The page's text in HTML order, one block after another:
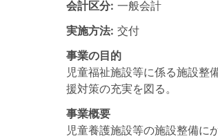
会計区分: 一般会計
実施方法: 交付
事業の目的
児童福祉施設等に係る施設整
援対策の充実を図る。
事業概要
児童養護施設等の施設整備に